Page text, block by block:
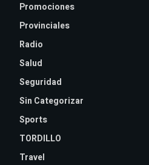
Promociones
Provinciales
Radio
Salud
Seguridad
Sin Categorizar
Sports
TORDILLO
Travel